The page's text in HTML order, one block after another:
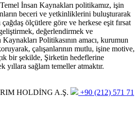
İnsan Kaynakları politikamız, işin
beceri ve yetkinliklerini buluşturarak
çağdaş ölçütlere göre ve herkese eşit fırsat
değerlendirmek ve
Politikasının amacı, kurumun
çalışanlarının mutlu, işine motive,
bir şekilde, Şirketin hedeflerine
yıllara sağlam temeller atmaktır.
HOLDİNG A.Ş.
+90 (212) 571 71